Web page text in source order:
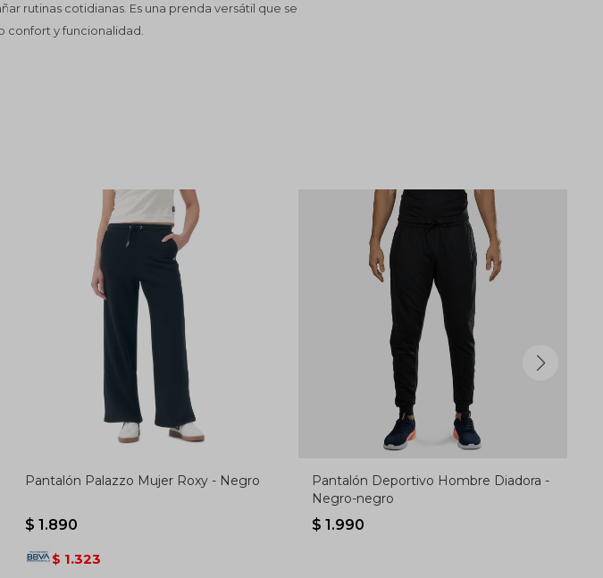
rutinas cotidianas. Es una prenda versátil que se
confort y funcionalidad.
Pantalón Palazzo Mujer Roxy - Negro
$ 1.890
$ 1.323
Pantalón Deportivo Hombre Diadora -
Negro-negro
$ 1.990